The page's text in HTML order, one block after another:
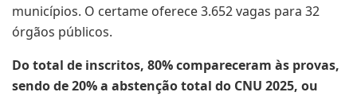
municípios. O certame oferece 3.652 vagas para 32
órgãos públicos.
Do total de inscritos, 80% compareceram às provas,
sendo de 20% a abstenção total do CNU 2025, ou